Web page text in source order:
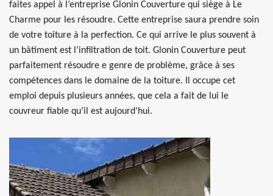
faites appel à l’entreprise Glonin Couverture qui siège à Le
Charme pour les résoudre. Cette entreprise saura prendre soin
de votre toiture à la perfection. Ce qui arrive le plus souvent à
un bâtiment est l’infiltration de toit. Glonin Couverture peut
parfaitement résoudre e genre de problème, grâce à ses
compétences dans le domaine de la toiture. Il occupe cet
emploi depuis plusieurs années, que cela a fait de lui le
couvreur fiable qu’il est aujourd’hui.